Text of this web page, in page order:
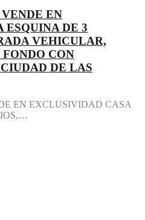
EN
ESQUINA DE 3
VEHICULAR,
CON
DE LAS
EN EXCLUSIVIDAD CASA